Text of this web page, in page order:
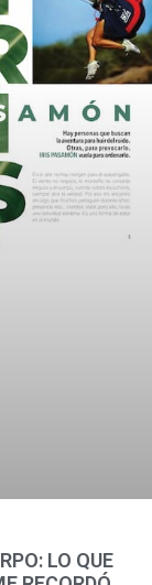
LO QUE